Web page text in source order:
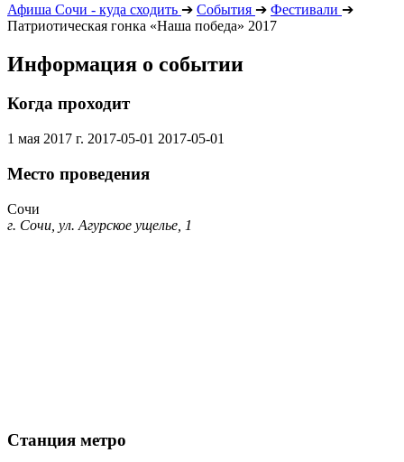
Афиша Сочи - куда сходить ➔ События ➔ Фестивали ➔
Патриотическая гонка «Наша победа» 2017
Информация о событии
Когда проходит
1 мая 2017 г. 2017-05-01 2017-05-01
Место проведения
Сочи
г. Сочи, ул. Агурское ущелье, 1
Станция метро